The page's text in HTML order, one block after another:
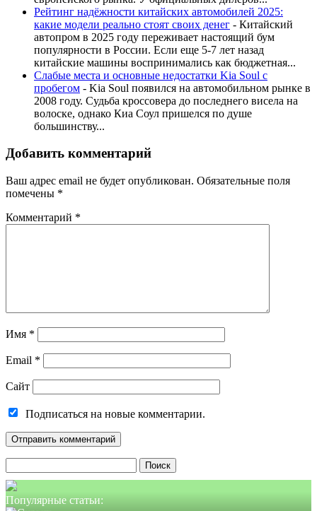
Рейтинг надёжности китайских автомобилей 2025:
какие модели реально стоят своих денег - Китайский
автопром в 2025 году переживает настоящий бум
популярности в России. Если еще 5-7 лет назад
китайские машины воспринимались как бюджетная...
Слабые места и основные недостатки Kia Soul с
пробегом - Kia Soul появился на автомобильном рынке в
2008 году. Судьба кроссовера до последнего висела на
волоске, однако Киа Соул пришелся по душе
большинству...
Добавить комментарий
Ваш адрес email не будет опубликован. Обязательные поля
помечены *
Комментарий *
Имя *
Email *
Сайт
Подписаться на новые комментарии.
Популярные статьи: